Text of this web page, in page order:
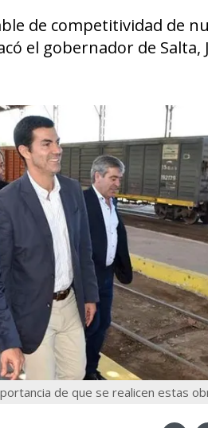
de competitividad de
el gobernador de Salta,
de que se realicen estas